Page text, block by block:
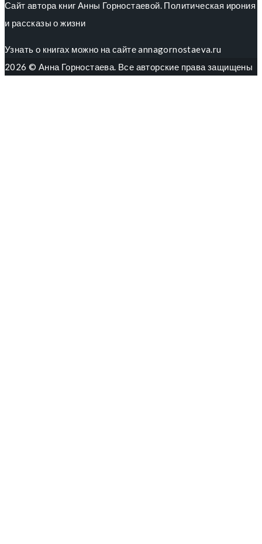
Сайт автора книг Анны Горностаевой. Политическая ирония
и рассказы о жизни
Узнать о книгах можно на сайте annagornostaeva.ru
2026 © Анна Горностаева. Все авторские права защищены